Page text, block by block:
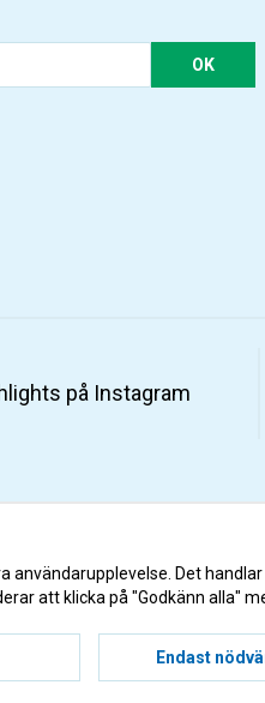
OK
på Instagram
användarupplevelse. Det
att klicka på "Godkänn alla"
Endast